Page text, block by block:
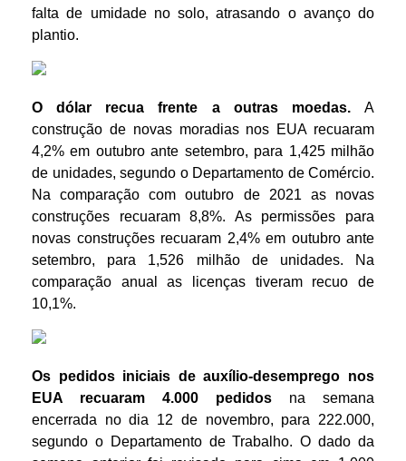
falta de umidade no solo, atrasando o avanço do
plantio.
O dólar recua frente a outras moedas. A
construção de novas moradias nos EUA recuaram
4,2% em outubro ante setembro, para 1,425 milhão
de unidades, segundo o Departamento de Comércio.
Na comparação com outubro de 2021 as novas
construções recuaram 8,8%. As permissões para
novas construções recuaram 2,4% em outubro ante
setembro, para 1,526 milhão de unidades. Na
comparação anual as licenças tiveram recuo de
10,1%.
Os pedidos iniciais de auxílio-desemprego nos
EUA recuaram 4.000 pedidos na semana
encerrada no dia 12 de novembro, para 222.000,
segundo o Departamento de Trabalho. O dado da